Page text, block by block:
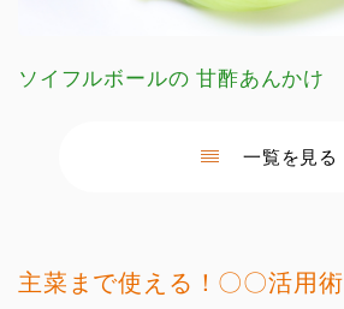
ソイフルボールの 甘酢あんかけ
一覧を見る
主菜まで使える！〇〇活用術